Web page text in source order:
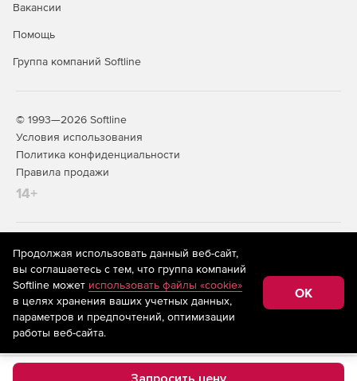
Вакансии
Помощь
Группа компаний Softline
© 1993—2026 Softline
Условия использования
Политика конфиденциальности
Правила продажи
14+
На информационном ресурсе store.softline.ru применяются
рекомендательные технологии
(информационные технологии
предоставления информации на основе сбора,
систематизации и анализа сведений, относящихся к
предпочтениям пользователей сети «Интернет»,
находящихся на территории Российской Федерации)
Продолжая использовать данный веб-сайт,
вы соглашаетесь с тем, что группа компаний
Softline может использовать файлы «cookie»
в целях хранения ваших учетных данных,
параметров и предпочтений, оптимизации
работы веб-сайта.
OK